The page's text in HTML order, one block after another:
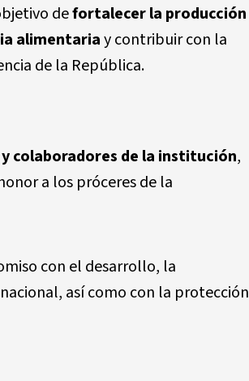
defortalecer la producción
alimentariay contribuir con la
de la República.
colaboradores de la institución,
a los próceres de la
con el desarrollo, la
así como con la protección